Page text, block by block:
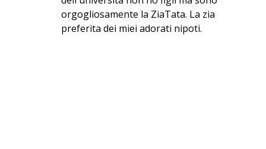
orgogliosamente la ZiaTata. La zia
preferita dei miei adorati nipoti.